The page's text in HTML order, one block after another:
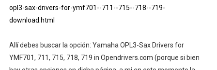
opl3-sax-drivers-for-ymf701--711--715--718--719-
download.html
Allí debes buscar la opción: Yamaha OPL3-Sax Drivers for
YMF701, 711, 715, 718, 719 in Opendrivers.com (porque si bien